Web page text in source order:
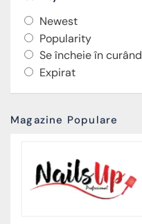
Newest
Popularity
Se încheie în curând
Expirat
Magazine Populare